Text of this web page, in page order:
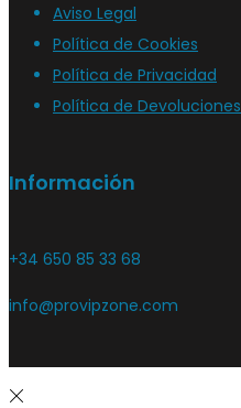
Aviso Legal
Política de Cookies
Política de Privacidad
Política de Devoluciones
Información
+34 650 85 33 68
info@provipzone.com